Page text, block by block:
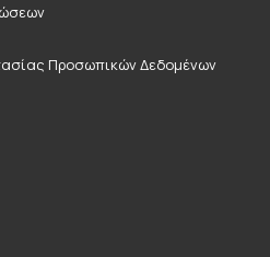
Προσωπικών Δεδομένων